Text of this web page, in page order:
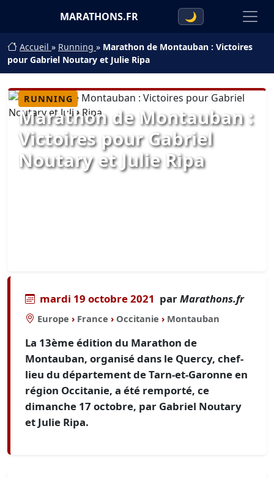
MARATHONS.FR 🌙
Accueil » Running » Marathon de Montauban : Victoires
pour Gabriel Noutary et Julie Ripa
RUNNING
Marathon de Montauban :
Victoires pour Gabriel
Noutary et Julie Ripa
mardi 19 octobre 2021 parMarathons.fr
Europe › France › Occitanie › Montauban
La 13ème édition du Marathon de
Montauban, organisé dans le Quercy, chef-
lieu du département de Tarn-et-Garonne en
région Occitanie, a été remporté, ce
dimanche 17 octobre, par Gabriel Noutary
et Julie Ripa.